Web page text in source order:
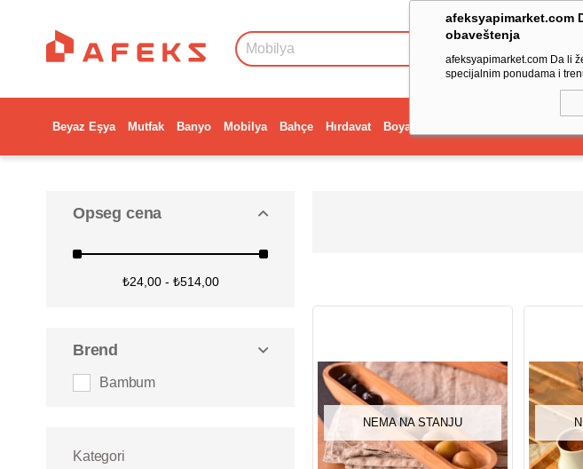
afeksyapimarket.com
obaveštenja
afeksyapimarket.com Da li
specijalnim ponudama i
Beyaz Eşya Mutfak Banyo Mobilya Bahçe Hırdavat Boya
Opseg cena
₺24,00 - ₺514,00
Brend
Bambum
Kategori
NEMA NA STANJU